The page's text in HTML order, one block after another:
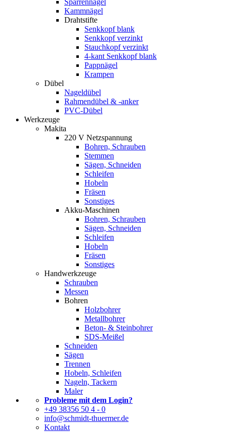
Sparrennägel
Kammnägel
Drahtstifte
Senkkopf blank
Senkkopf verzinkt
Stauchkopf verzinkt
4-kant Senkkopf blank
Pappnägel
Krampen
Dübel
Nageldübel
Rahmendübel & -anker
PVC-Dübel
Werkzeuge
Makita
220 V Netzspannung
Bohren, Schrauben
Stemmen
Sägen, Schneiden
Schleifen
Hobeln
Fräsen
Sonstiges
Akku-Maschinen
Bohren, Schrauben
Sägen, Schneiden
Schleifen
Hobeln
Fräsen
Sonstiges
Handwerkzeuge
Schrauben
Messen
Bohren
Holzbohrer
Metallbohrer
Beton- & Steinbohrer
SDS-Meißel
Schneiden
Sägen
Trennen
Hobeln, Schleifen
Nageln, Tackern
Maler
Probleme mit dem Login?
+49 38356 50 4 - 0
info@schmidt-thuermer.de
Kontakt